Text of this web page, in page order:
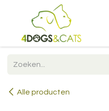
Overslaan naar inhoud
Alle producten